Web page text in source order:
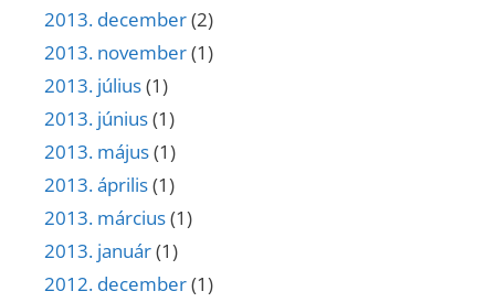
2013. december(2)
2013. november(1)
2013. július(1)
2013. június(1)
2013. május(1)
2013. április(1)
2013. március(1)
2013. január(1)
2012. december(1)